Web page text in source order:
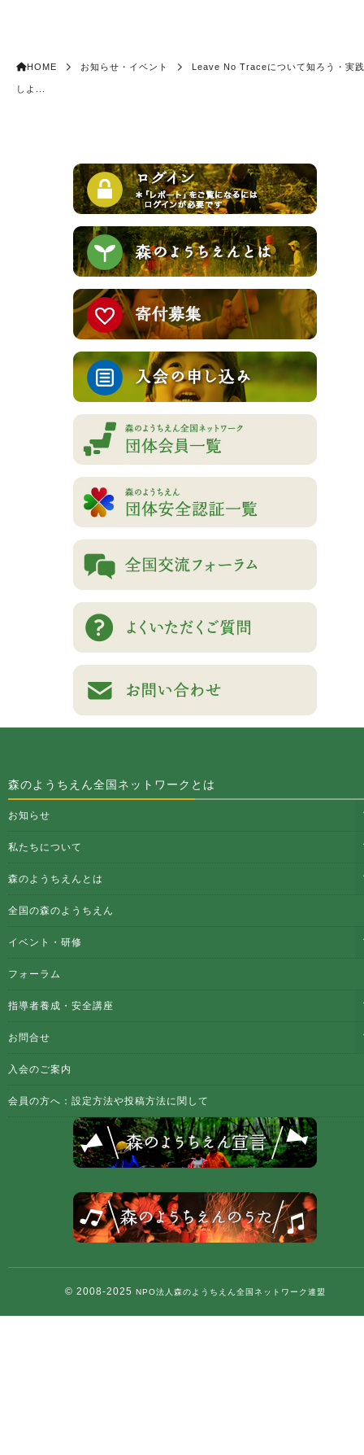
HOME お知らせ・イベント Leave No Traceについて知ろう・実践
しよ...
森のようちえん全国ネットワークとは
お知らせ
私たちについて
森のようちえんとは
全国の森のようちえん
イベント・研修
フォーラム
指導者養成・安全講座
お問合せ
入会のご案内
会員の方へ：設定方法や投稿方法に関して
© 2008-2025 NPO法人森のようちえん全国ネットワーク連盟